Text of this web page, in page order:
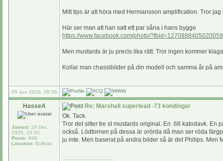
Mitt tips är att höra med Hermansson amplification. Tror
Här ser man att han satt ett par såna i hans bygge
https://www.facebook.com/photo/
Men mustards är ju precis lika rätt. Tror ingen kommer
Kollar man chassibilder på din modell och samma år på
05 Jun 2026, 08:56
HasseA
Joined: 16 Dec
2005, 23:50
Posts: 949
Location: Bollnäs
Re: Marshall superlead -73 kondingar
Ok. Tack.
Tror det sitter tre st mustards original. En .68 katodavk.
också. Lödtornen på dessa är orörda då man ser röda
ju inte. Men baserat på andra bilder så är det Philips. Men